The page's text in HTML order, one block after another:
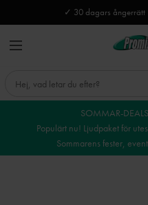
✓ 30 dagars ångerrätt
SOMMAR-
Populärt nu! Ljudpaket för
Sommarens fester,